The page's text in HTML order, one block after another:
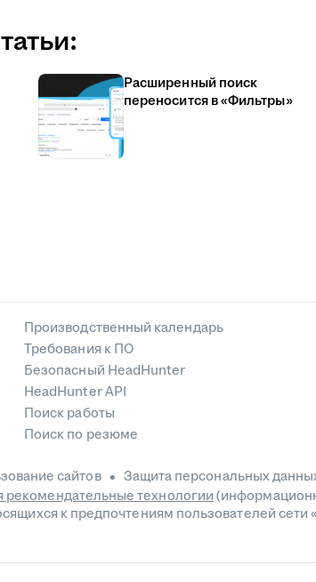
Расширенный поиск
переносится в «Фильтры»
Производственный календарь
Требования к ПО
Безопасный HeadHunter
HeadHunter API
Поиск работы
Поиск по резюме
сайтов
Защита персональных
рекомендательные технологии
к предпочтениям пользователей